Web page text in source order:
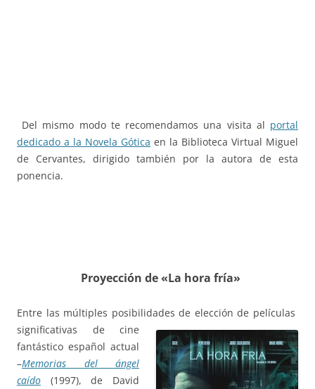
Del mismo modo te recomendamos una visita al portal
dedicado a la Novela Gótica en la Biblioteca Virtual Miguel
de Cervantes, dirigido también por la autora de esta
ponencia.
Proyección de «La hora fría»
Entre las múltiples posibilidades de elección de películas
significativas de cine
fantástico español actual
–Memorias del ángel
caído (1997), de David